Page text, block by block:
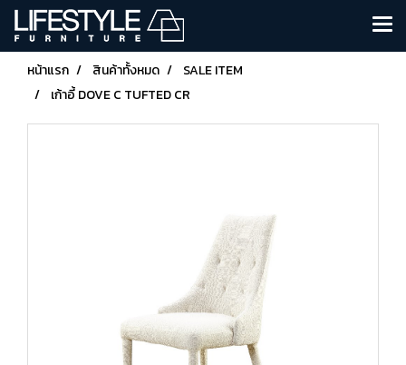
หน้าแรก สินค้าทั้งหมด
SALE ITEM
เก้าอี้ DOVE C TUFTED CR